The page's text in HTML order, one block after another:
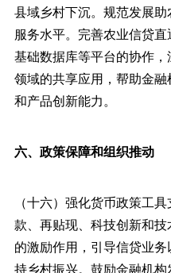
县域乡村下沉。规范发展
服务水平。完善农业信贷
基础数据库等平台的协作
领域的共享应用，帮助金
和产品创新能力。
六、政策保障和组织推动
（十六）强化货币政策工
款、再贴现、科技创新和
的激励作用，引导信贷业
持乡村振兴。鼓励金融机构